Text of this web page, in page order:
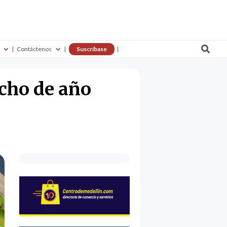
Contáctenos Suscríbase 
de año